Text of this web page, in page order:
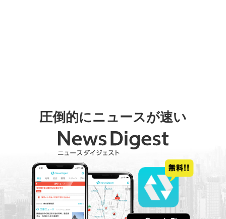
圧倒的にニュースが速い